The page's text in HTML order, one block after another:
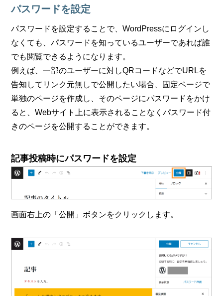
パスワードを設定
パスワードを設定することで、WordPressにログインし
なくても、パスワードを知っているユーザーであれば誰
でも閲覧できるようになります。
例えば、一部のユーザーに対しQRコードなどでURLを
告知してリンク元無しで公開したい場合、固定ページで
単独のページを作成し、そのページにパスワードをかけ
ると、Webサイト上に表示されることなくパスワード付
きのページを公開することができます。
記事投稿時にパスワードを設定
画面右上の「公開」ボタンをクリックします。